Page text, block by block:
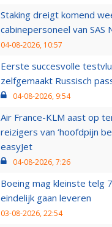
Staking dreigt komend
cabinepersoneel van SAS
04-08-2026, 10:57
Eerste succesvolle
zelfgemaakt Russisch
04-08-2026, 9:54
Air France-KLM aast op
reizigers van ‘hoofdpijn
easyJet
04-08-2026, 7:26
Boeing mag kleinste telg
eindelijk gaan leveren
03-08-2026, 22:54